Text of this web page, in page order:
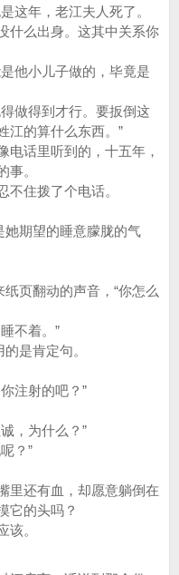
年，老江夫人死了。
什么出身。这其中关系你
他小儿子做的，毕竟是
做得到才行。要扳倒这
江的算什么东西。”
话里听到的，十五年，
事。
住拨了个电话。
期望的睡意朦胧的气
页翻动的声音，“你怎么
不着。”
是肯定句。
注射的吧？”
，为什么？”
？”
还有血，却愿意躺倒在
它的头吗？
。